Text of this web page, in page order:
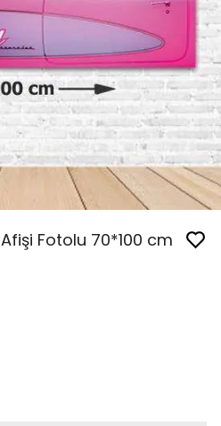
Fotolu 70*100 cm